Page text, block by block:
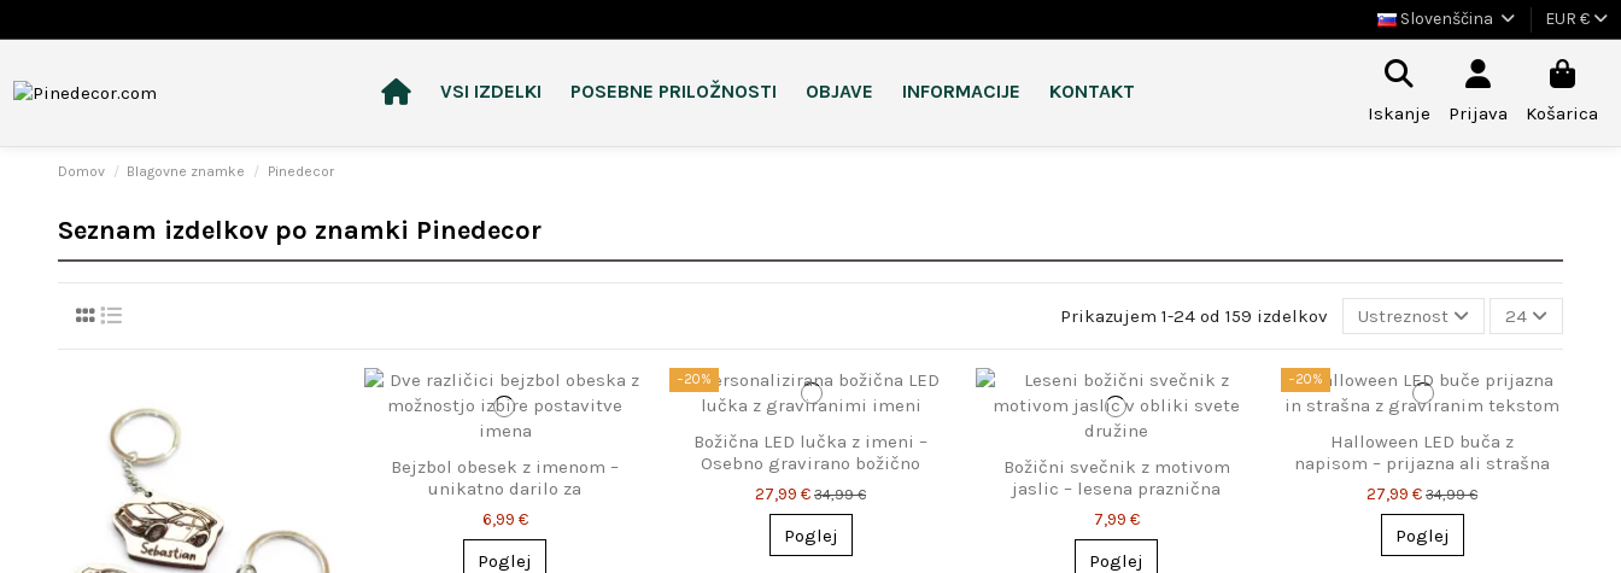
Slovenščina EUR €
VSI IZDELKI POSEBNE PRILOŽNOSTI OBJAVE INFORMACIJE KONTAKT
Iskanje Prijava Košarica
Domov Blagovne znamke Pinedecor
Seznam izdelkov po znamki Pinedecor
Prikazujem 1-24 od 159 izdelkov Ustreznost 24
Bejzbol obesek z imenom –
unikatno darilo za
navdušence
6,99 €
Poglej
−20%
Božična LED lučka z imeni –
Osebno gravirano božično
drevo
27,99 € 34,99 €
Poglej
Božični svečnik z motivom
jaslic – lesena praznična
dekoracija
7,99 €
Poglej
−20%
Halloween LED buča z
napisom – prijazna ali strašna
27,99 € 34,99 €
Poglej